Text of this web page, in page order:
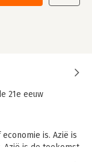
21e eeuw
is. Azië is
is de toekomst
beeld dat